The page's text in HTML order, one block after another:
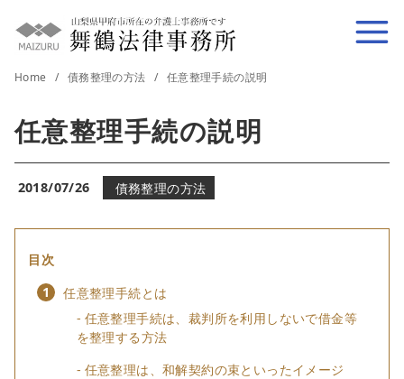
へ
Home 債務整理の方法 任意整理手続の説明
任意整理手続の説明
2018/07/26 債務整理の方法
目次
任意整理手続とは
任意整理手続は、裁判所を利用しないで借金等
を整理する方法
任意整理は、和解契約の束といったイメージ